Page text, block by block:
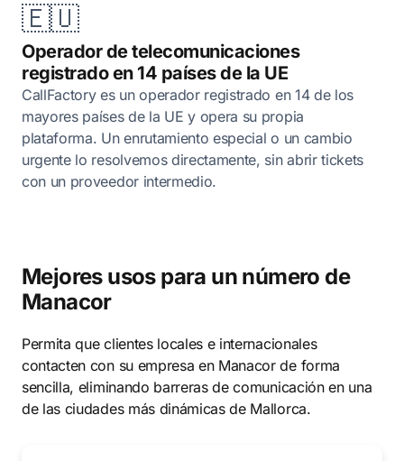
🇪🇺
Operador de telecomunicaciones
registrado en 14 países de la UE
CallFactory es un operador registrado en 14 de los
mayores países de la UE y opera su propia
plataforma. Un enrutamiento especial o un cambio
urgente lo resolvemos directamente, sin abrir tickets
con un proveedor intermedio.
Mejores usos para un número de
Manacor
Permita que clientes locales e internacionales
contacten con su empresa en Manacor de forma
sencilla, eliminando barreras de comunicación en una
de las ciudades más dinámicas de Mallorca.